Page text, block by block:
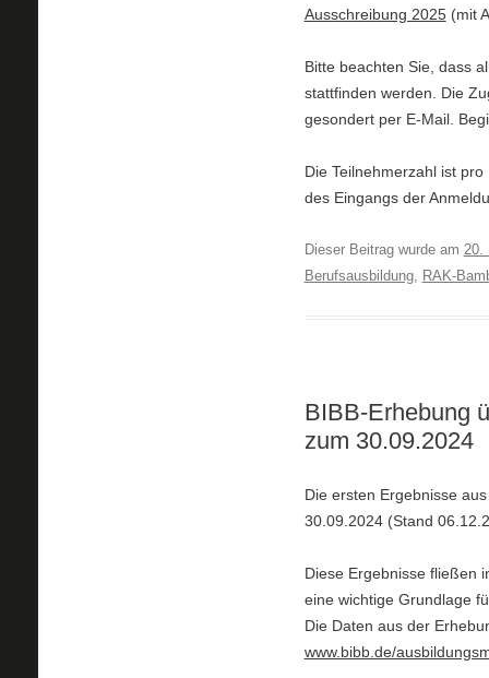
Ausschreibung 2025(mit
Bitte beachten Sie, dass
stattfinden werden. Die
gesondert per E-Mail.
Die Teilnehmerzahl ist
des Eingangs der
Dieser Beitrag wurde am 20.
Berufsausbildung, RAK-
BIBB-Erhebung
zum 30.09.2024
Die ersten Ergebnisse
30.09.2024 (Stand
Diese Ergebnisse fließen
eine wichtige Grundlage
Die Daten aus der
www.bibb.de/